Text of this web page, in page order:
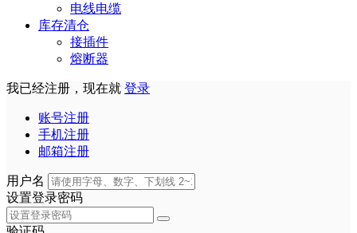
电线电缆
库存清仓
接插件
熔断器
我已经注册，现在就 登录
账号注册
手机注册
邮箱注册
用户名
设置登录密码